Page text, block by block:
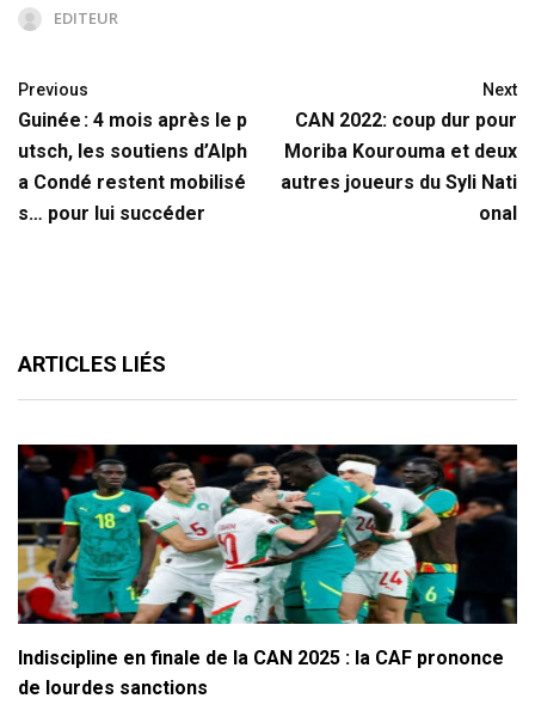
EDITEUR
Previous
Guinée : 4 mois après le p
utsch, les soutiens d’Alph
a Condé restent mobilisé
s… pour lui succéder
Next
CAN 2022: coup dur pour
Moriba Kourouma et deux
autres joueurs du Syli Nati
onal
ARTICLES LIÉS
Indiscipline en finale de la CAN 2025 : la CAF prononce
de lourdes sanctions